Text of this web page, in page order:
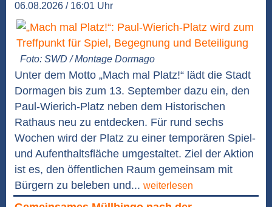
06.08.2026 / 16:01 Uhr
Foto: SWD / Montage Dormago
Unter dem Motto „Mach mal Platz!“ lädt die Stadt
Dormagen bis zum 13. September dazu ein, den
Paul-Wierich-Platz neben dem Historischen
Rathaus neu zu entdecken. Für rund sechs
Wochen wird der Platz zu einer temporären Spiel-
und Aufenthaltsfläche umgestaltet. Ziel der Aktion
ist es, den öffentlichen Raum gemeinsam mit
Bürgern zu beleben und... weiterlesen